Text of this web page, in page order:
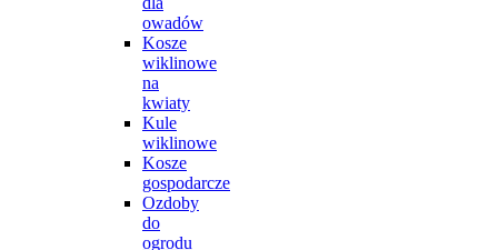
owadów
Kosze
wiklinowe
na
kwiaty
Kule
wiklinowe
Kosze
gospodarcze
Ozdoby
do
ogrodu